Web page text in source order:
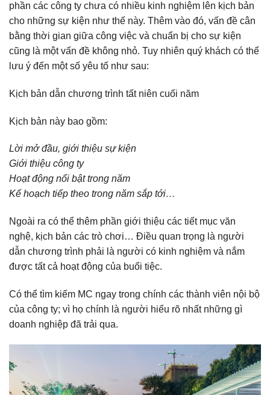
phần các công ty chưa có nhiều kinh nghiệm lên kịch bản
cho những sự kiện như thế này. Thêm vào đó, vấn đề cân
bằng thời gian giữa công việc và chuẩn bị cho sự kiện
cũng là một vấn đề không nhỏ. Tuy nhiên quý khách có thể
lưu ý đến một số yêu tố như sau:
Kịch bản dẫn chương trình tất niên cuối năm
Kịch bản này bao gồm:
Lời mở đầu, giới thiệu sự kiện
Giới thiệu công ty
Hoạt động nổi bật trong năm
Kế hoạch tiếp theo trong năm sắp tới…
Ngoài ra có thể thêm phần giới thiệu các tiết mục văn
nghệ, kịch bản các trò chơi… Điều quan trọng là người
dẫn chương trình phải là người có kinh nghiệm và nắm
được tất cả hoạt động của buổi tiệc.
Có thể tìm kiếm MC ngay trong chính các thành viên nội bộ
của công ty; vì họ chính là người hiểu rõ nhất những gì
doanh nghiệp đã trải qua.